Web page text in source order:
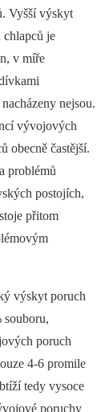
Vyšší výskyt
je
v míře
nejsou.
vývojových
obecně častější.
problémů
postojích,
přitom
výskyt poruch
souboru,
poruch
4-6 promile
tedy vysoce
poruchy